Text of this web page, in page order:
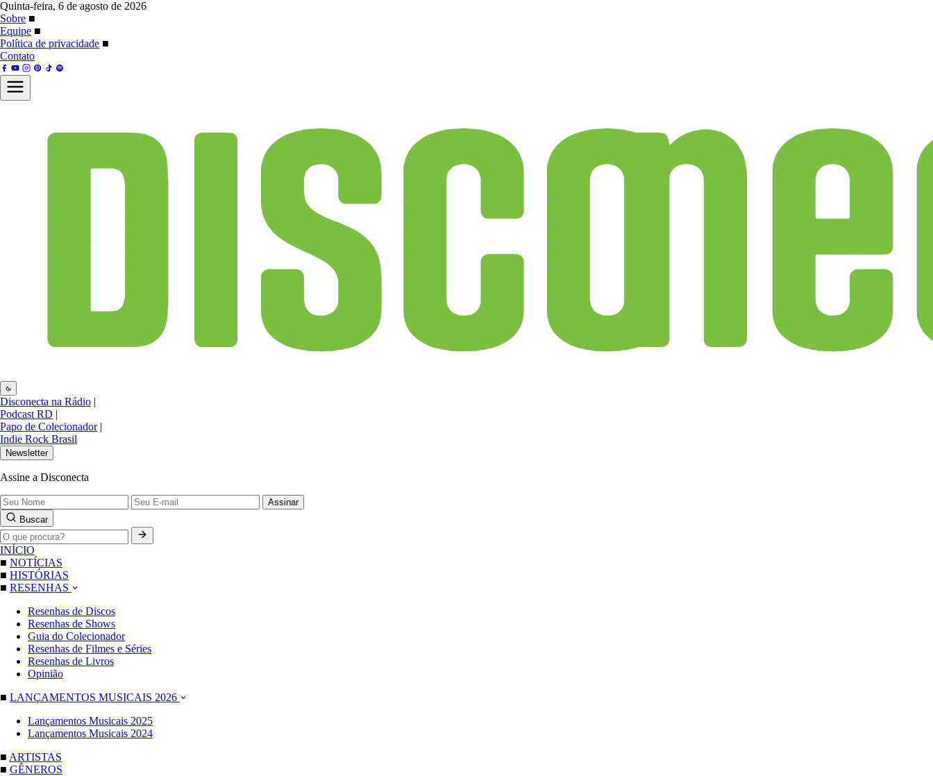
Quinta-feira, 6 de agosto de 2026
Sobre ■
Equipe ■
Política de privacidade ■
Contato
Disconecta na Rádio |
Podcast RD |
Papo de Colecionador |
Indie Rock Brasil
Newsletter
Assine a Disconecta
Assinar
Buscar
INÍCIO
■ NOTÍCIAS
■ HISTÓRIAS
■ RESENHAS
Resenhas de Discos
Resenhas de Shows
Guia do Colecionador
Resenhas de Filmes e Séries
Resenhas de Livros
Opinião
■ LANÇAMENTOS MUSICAIS 2026
Lançamentos Musicais 2025
Lançamentos Musicais 2024
■ ARTISTAS
■ GÊNEROS